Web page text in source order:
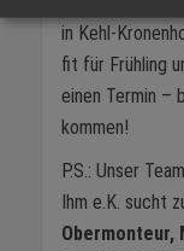
in Kehl-
fit für Frühling
einen Termin –
kommen!
P.S.: Unser
Ihm e.K. sucht
Obermonteur,